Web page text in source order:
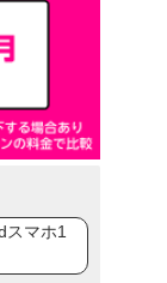
スマホ1